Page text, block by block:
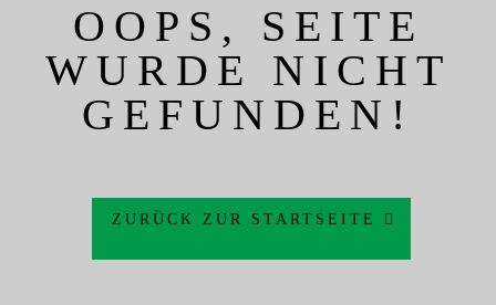
OOPS, SEITE
WURDE NICHT
GEFUNDEN!
ZURÜCK ZUR STARTSEITE